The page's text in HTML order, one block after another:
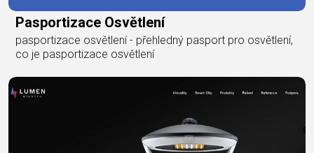
Pasportizace Osvětlení
pasportizace osvětlení - přehledný pasport pro osvětlení,
co je pasportizace osvětlení